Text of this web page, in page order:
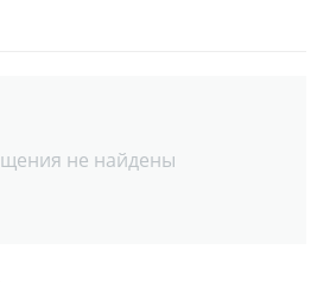
не найдены